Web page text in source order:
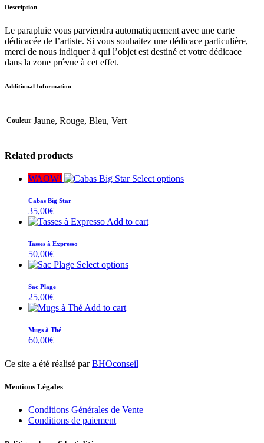
Description
Le parapluie vous parviendra automatiquement avec une carte
dédicacée de l’artiste. Si vous souhaitez une dédicace particulière,
merci de nous indiquer à qui l’objet est destiné et votre dédicace
dans la zone prévue à cet effet.
Additional Information
Couleur Jaune, Rouge, Bleu, Vert
Related products
WAOW! Select options
Cabas Big Star
35,00€
Add to cart
Tasses à Expresso
50,00€
Select options
Sac Plage
25,00€
Add to cart
Mugs à Thé
60,00€
Ce site a été réalisé parBHOconseil
Mentions Légales
Conditions Générales de Vente
Conditions de paiement